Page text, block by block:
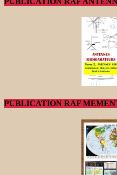
PUBLICATION RAF